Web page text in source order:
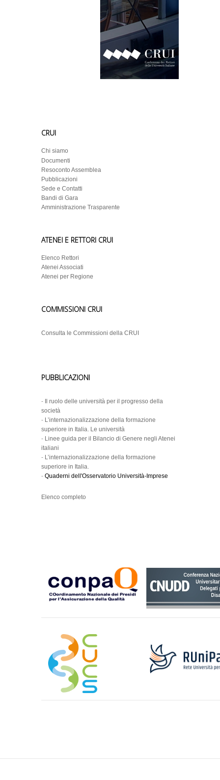
CRUI
Chi siamo
Documenti
Resoconto Assemblea
Pubblicazioni
Sede e Contatti
Bandi di Gara
Amministrazione Trasparente
ATENEI E RETTORI CRUI
Elenco Rettori
Atenei Associati
Atenei per Regione
COMMISSIONI CRUI
Consulta le Commissioni della CRUI
PUBBLICAZIONI
-
Il ruolo delle università per il progresso della
società
- L’internazionalizzazione della formazione
superiore in Italia. Le università
- Linee guida per il Bilancio di Genere negli Atenei
italiani
- L’internazionalizzazione della formazione
superiore in Italia.
- Quaderni dell'Osservatorio Università-Imprese
Elenco completo